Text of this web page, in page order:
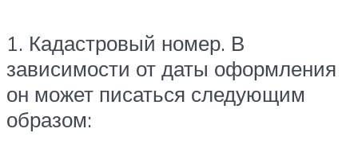
1. Кадастровый номер. В
зависимости от даты оформления
он может писаться следующим
образом: